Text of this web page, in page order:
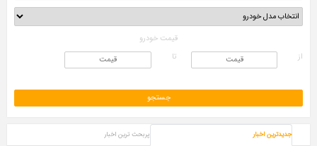
قیمت خودرو
از
تا
جدیدترین اخبار پربحث ترین اخبار